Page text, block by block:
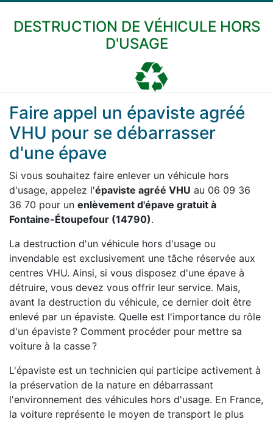
DESTRUCTION DE VÉHICULE HORS
D'USAGE
Faire appel un épaviste agréé
VHU pour se débarrasser
d'une épave
Si vous souhaitez faire enlever un véhicule hors
d'usage, appelez l'épaviste agréé VHU au 06 09 36
36 70 pour un enlèvement d'épave gratuit à
Fontaine-Étoupefour (14790).
La destruction d'un véhicule hors d'usage ou
invendable est exclusivement une tâche réservée aux
centres VHU. Ainsi, si vous disposez d'une épave à
détruire, vous devez vous offrir leur service. Mais,
avant la destruction du véhicule, ce dernier doit être
enlevé par un épaviste. Quelle est l'importance du rôle
d'un épaviste ? Comment procéder pour mettre sa
voiture à la casse ?
L'épaviste est un technicien qui participe activement à
la préservation de la nature en débarrassant
l'environnement des véhicules hors d'usage. En France,
la voiture représente le moyen de transport le plus